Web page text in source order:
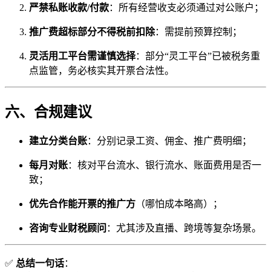
严禁私账收款/付款：所有经营收支必须通过对公账户；
推广费超标部分不得税前扣除：需提前预算控制；
灵活用工平台需谨慎选择：部分“灵工平台”已被税务重
点监管，务必核实其开票合法性。
六、合规建议
建立分类台账：分别记录工资、佣金、推广费明细；
每月对账：核对平台流水、银行流水、账面费用是否一
致；
优先合作能开票的推广方 （哪怕成本略高）；
咨询专业财税顾问 ：尤其涉及直播、跨境等复杂场景。
✅ 总结一句话：